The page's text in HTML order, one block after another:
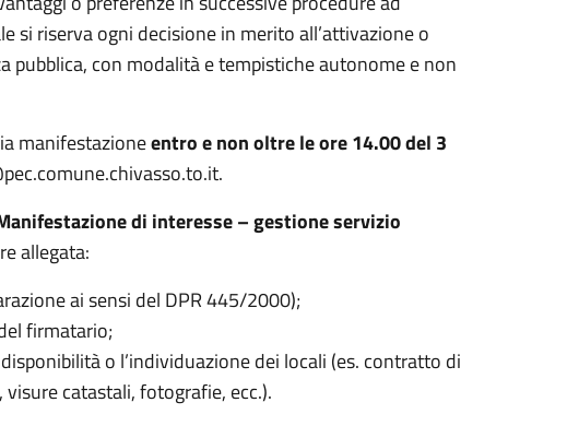
si riserva ogni decisione in merito all’attivazione o
pubblica, con modalità e tempistiche autonome e non
manifestazioneentro e non oltre le ore 14.00 del 3
di interesse – gestione servizio
allegata:
ai sensi del DPR 445/2000);
firmatario;
o l’individuazione dei locali (es. contratto di
catastali, fotografie, ecc.).